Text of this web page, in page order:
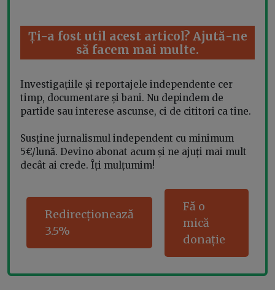
Ți-a fost util acest articol? Ajută-ne
să facem mai multe.
Investigațiile și reportajele independente cer
timp, documentare și bani. Nu depindem de
partide sau interese ascunse, ci de cititori ca tine.
Susține jurnalismul independent cu minimum
5€/lună. Devino abonat acum și ne ajuți mai mult
decât ai crede. Îți mulțumim!
Redirecționează
3.5%
Fă o
mică
donație